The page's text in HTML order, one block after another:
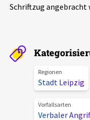
Schlaglichter
Phänomene
Aktuelles
Alle Beiträge
Über uns
Schriftzug
Regionen
Stadt Leipzig
Vorfallsarten
Verbaler